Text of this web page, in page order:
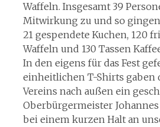
Waffeln. Insgesamt 39
Mitwirkung zu und so
21 gespendete Kuchen, 120
Waffeln und 130 Tassen
In den eigens für das Fest
einheitlichen T-Shirts gaben
Vereins nach außen ein
Oberbürgermeister
bei einem kurzen Halt an